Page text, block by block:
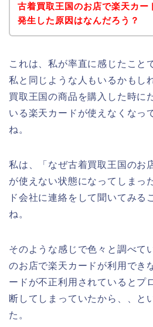
古着買取王国のお店で楽天カー
発生した原因はなんだろう？
これは、私が率直に感じたこと
私と同じような人もいるかもし
買取王国の商品を購入した時に
いる楽天カードが使えなくなっ
ね。
私は、「なぜ古着買取王国のお
が使えない状態になってしまっ
ド会社に連絡をして聞いてみる
ね。
そのような感じで色々と調べて
のお店で楽天カードが利用でき
ードが不正利用されているとプ
断してしまっていたから、、と
た。